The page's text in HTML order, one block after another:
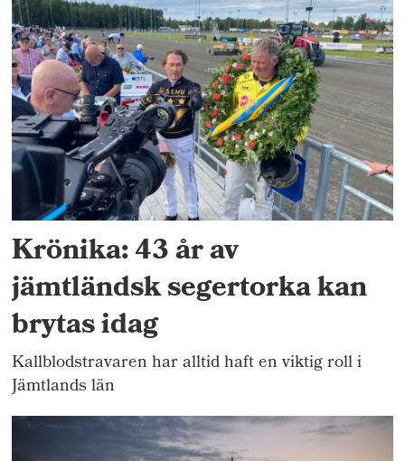
Krönika: 43 år av
jämtländsk segertorka kan
brytas idag
Kallblodstravaren har alltid haft en viktig roll i
Jämtlands län